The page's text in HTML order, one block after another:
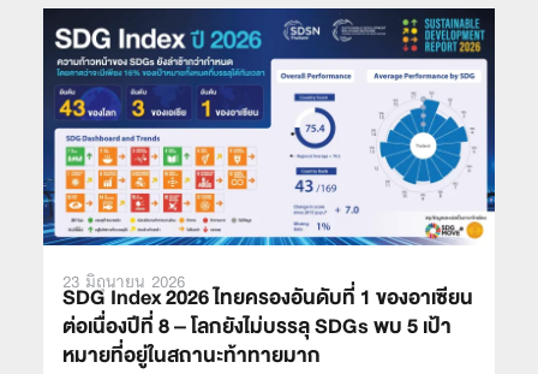
23 มิถุนายน 2026
SDG Index 2026 ไทยครองอันดับที่ 1 ของอาเซียน
ต่อเนื่องปีที่ 8 – โลกยังไม่บรรลุ SDGs พบ 5 เป้า
หมายที่อยู่ในสถานะท้าทายมาก